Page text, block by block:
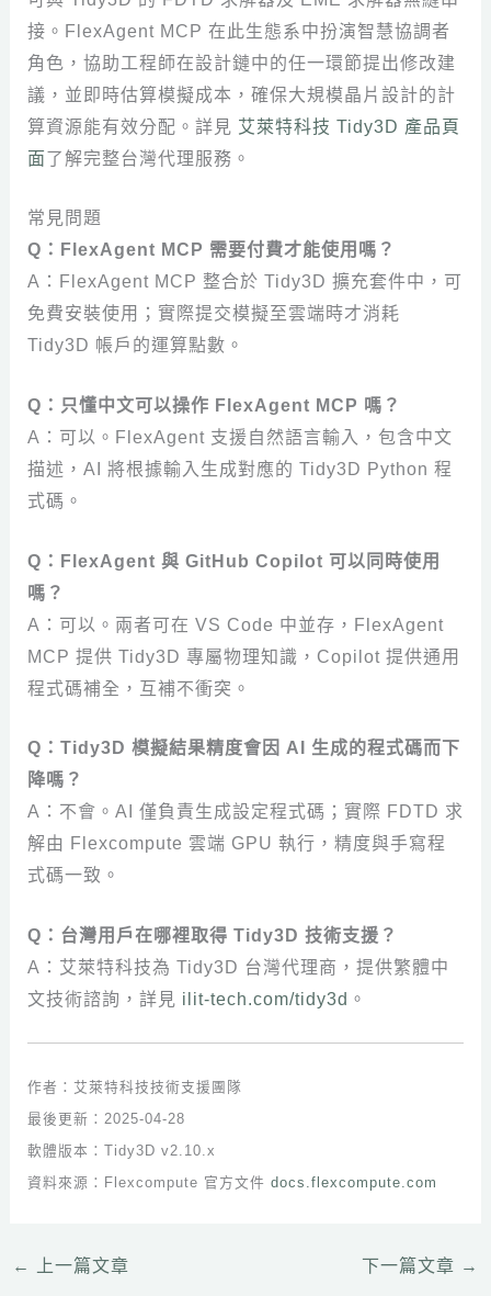
接。FlexAgent MCP 在此生態系中扮演智慧協調者
角色，協助工程師在設計鏈中的任一環節提出修改建
議，並即時估算模擬成本，確保大規模晶片設計的計
算資源能有效分配。詳見 艾萊特科技 Tidy3D 產品頁
面了解完整台灣代理服務。
常見問題
Q：FlexAgent MCP 需要付費才能使用嗎？
A：FlexAgent MCP 整合於 Tidy3D 擴充套件中，可
免費安裝使用；實際提交模擬至雲端時才消耗
Tidy3D 帳戶的運算點數。
Q：只懂中文可以操作 FlexAgent MCP 嗎？
A：可以。FlexAgent 支援自然語言輸入，包含中文
描述，AI 將根據輸入生成對應的 Tidy3D Python 程
式碼。
Q：FlexAgent 與 GitHub Copilot 可以同時使用
嗎？
A：可以。兩者可在 VS Code 中並存，FlexAgent
MCP 提供 Tidy3D 專屬物理知識，Copilot 提供通用
程式碼補全，互補不衝突。
Q：Tidy3D 模擬結果精度會因 AI 生成的程式碼而下
降嗎？
A：不會。AI 僅負責生成設定程式碼；實際 FDTD 求
解由 Flexcompute 雲端 GPU 執行，精度與手寫程
式碼一致。
Q：台灣用戶在哪裡取得 Tidy3D 技術支援？
A：艾萊特科技為 Tidy3D 台灣代理商，提供繁體中
文技術諮詢，詳見 ilit-tech.com/tidy3d 。
作者：艾萊特科技技術支援團隊
最後更新：2025-04-28
軟體版本：Tidy3D v2.10.x
資料來源：Flexcompute 官方文件 docs.flexcompute.com
← 上一篇文章 下一篇文章 →